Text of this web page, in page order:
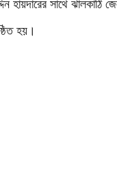
হায়দারের সাথে
হয়।